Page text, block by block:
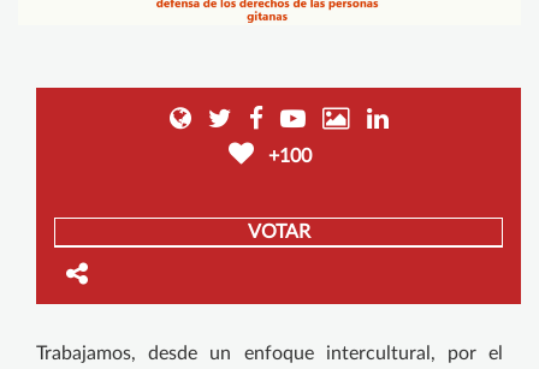
+100
VOTAR
Trabajamos, desde un enfoque intercultural, por el